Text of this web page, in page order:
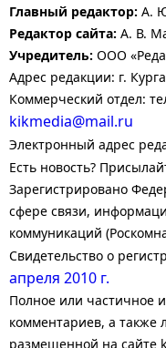
Главный редактор: А.
Редактор сайта: А. В.
Учредитель: ООО
Адрес редакции: г.
Коммерческий отдел:
kikmedia@mail.ru
Электронный адрес
Есть новость?
Зарегистрировано
сфере связи,
коммуникаций
Свидетельство о
апреля 2010 г.
Полное или частичное
комментариев, а
размещенной на сайте